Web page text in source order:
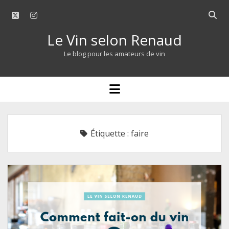
twitterinstagram
Open
Le Vin selon Renaud
Le blog pour les amateurs de vin
open
menu
Étiquette : faire